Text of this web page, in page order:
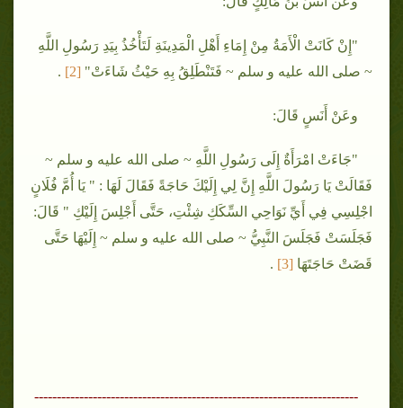
"إِنْ كَانَتْ الْأَمَةُ مِنْ إِمَاءِ أَهْلِ الْمَدِينَةِ لَتَأْخُذُ بِيَدِ رَسُولِ اللَّهِ
~ صلى الله عليه و سلم ~ فَتَنْطَلِقُ بِهِ حَيْثُ شَاءَتْ" [2
]
.
وعَنْ أَنَسٍ قَالَ:
"جَاءَتْ امْرَأَةٌ إِلَى رَسُولِ اللَّهِ ~ صلى الله عليه و سلم ~
فَقَالَتْ يَا رَسُولَ اللَّهِ إِنَّ لِي إِلَيْكَ حَاجَةً فَقَالَ لَهَا : " يَا أُمَّ فُلَانٍ
اجْلِسِي فِي أَيِّ نَوَاحِي السِّكَكِ شِئْتِ، حَتَّى أَجْلِسَ إِلَيْكِ " قَالَ:
فَجَلَسَتْ فَجَلَسَ النَّبِيُّ ~ صلى الله عليه و سلم ~ إِلَيْهَا حَتَّى
قَضَتْ حَاجَتَهَا [3
]
.
------------------------------------------------------------------------